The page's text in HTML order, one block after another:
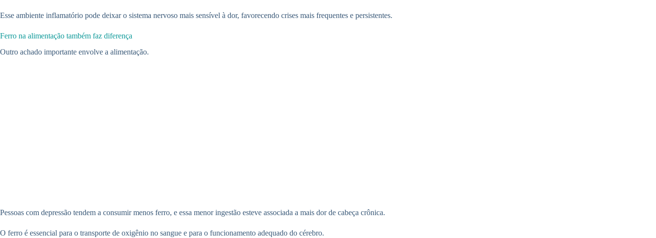
Esse ambiente inflamatório pode deixar o sistema nervoso mais sensível à dor, favorecendo crises mais frequentes e persistentes.
Ferro na alimentação também faz diferença
Outro achado importante envolve a alimentação.
Pessoas com depressão tendem a consumir menos ferro, e essa menor ingestão esteve associada a mais dor de cabeça crônica.
O ferro é essencial para o transporte de oxigênio no sangue e para o funcionamento adequado do cérebro.